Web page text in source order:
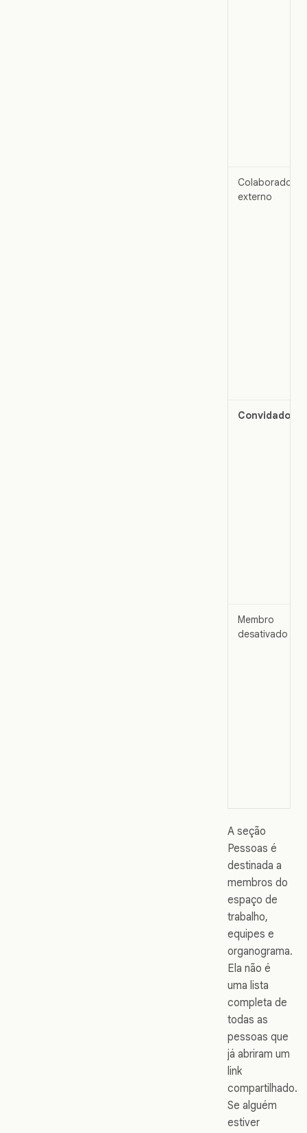
Colaborador
externo
Convidado
Membro
desativado
A seção
Pessoas é
destinada a
membros do
espaço de
trabalho,
equipes e
organograma.
Ela não é
uma lista
completa de
todas as
pessoas que
já abriram um
link
compartilhado.
Se alguém
estiver